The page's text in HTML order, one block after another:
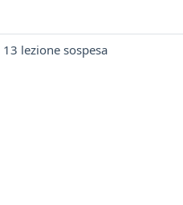
lezione sospesa